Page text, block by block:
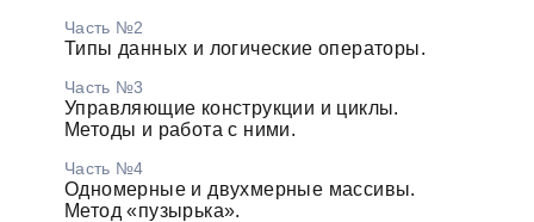
Часть №2
Типы данных и логические операторы.
Часть №3
Управляющие конструкции и циклы.
Методы и работа с ними.
Часть №4
Одномерные и двухмерные массивы.
Метод «пузырька».